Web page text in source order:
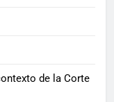
de la Corte